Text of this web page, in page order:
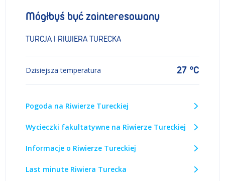
Mógłbyś być zainteresowany
TURCJA I RIWIERA TURECKA
Dzisiejsza temperatura 27 °C
Pogoda na Riwierze Tureckiej
Wycieczki fakultatywne na Riwierze Tureckiej
Informacje o Riwierze Tureckiej
Last minute Riwiera Turecka